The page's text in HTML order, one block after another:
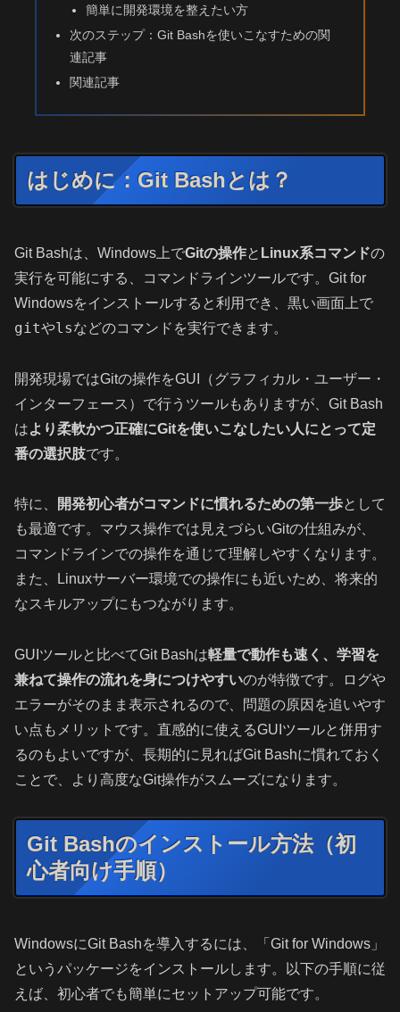
簡単に開発環境を整えたい方
次のステップ：Git Bashを使いこなすための関
連記事
関連記事
はじめに：Git Bashとは？
Git Bashは、Windows上でGitの操作と Linux系コマンドの
実行を可能にする、コマンドラインツールです。Git for
Windowsをインストールすると利用でき、黒い画面上で
gitやlsなどのコマンドを実行できます。
開発現場ではGitの操作をGUI（グラフィカル・ユーザー・
インターフェース）で行うツールもありますが、Git Bash
はより柔軟かつ正確にGitを使いこなしたい人にとって定
番の選択肢です。
特に、 開発初心者がコマンドに慣れるための第一歩として
も最適です。マウス操作では見えづらいGitの仕組みが、
コマンドラインでの操作を通じて理解しやすくなります。
また、Linuxサーバー環境での操作にも近いため、将来的
なスキルアップにもつながります。
GUIツールと比べてGit Bashは軽量で動作も速く、学習を
兼ねて操作の流れを身につけやすいのが特徴です。ログや
エラーがそのまま表示されるので、問題の原因を追いやす
い点もメリットです。直感的に使えるGUIツールと併用す
るのもよいですが、長期的に見ればGit Bashに慣れておく
ことで、より高度なGit操作がスムーズになります。
Git Bashのインストール方法（初
心者向け手順）
WindowsにGit Bashを導入するには、「Git for Windows」
というパッケージをインストールします。以下の手順に従
えば、初心者でも簡単にセットアップ可能です。